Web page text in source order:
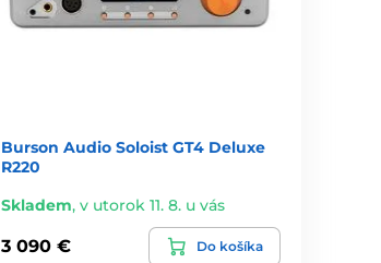
Burson Audio Soloist GT4 Deluxe
R220
Skladem,v utorok 11. 8. u vás
3 090 € Do košíka